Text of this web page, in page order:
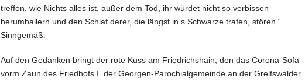
treffen, wie Nichts alles ist, außer dem Tod, ihr würdet nicht so verbissen
herumballern und den Schlaf derer, die längst in s Schwarze trafen, stören.“
Sinngemäß.
Auf den Gedanken bringt der rote Kuss am Friedrichshain, den das Corona-Sofa
vorm Zaun des Friedhofs I. der Georgen-Parochialgemeinde an der Greifswalder